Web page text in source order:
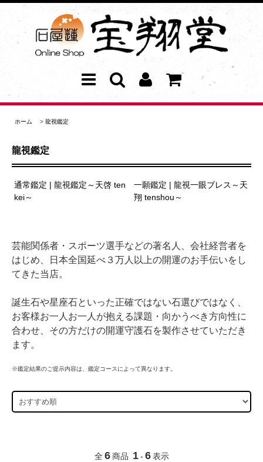
ホーム > 龍視鑑定
龍視鑑定
通常鑑定 | 龍視鑑定～天啓 ten
kei～
一願鑑定 | 龍視一眼ブレス～天
翔 tenshou～
芸能関係者・スポーツ選手などの著名人、会社経営者を
はじめ、日本全国延べ３万人以上の開運のお手伝いをし
てきた当店。
誕生石や星座石といった正確ではない石選びではなく、
お客様お一人お一人が抱える課題・向かうべき方向性に
合わせ、その方だけの開運守護石を製作させていただき
ます。
※鑑定結果のご提示内容は、鑑定コースによって異なります。
全 6 商品 1 - 6 表示